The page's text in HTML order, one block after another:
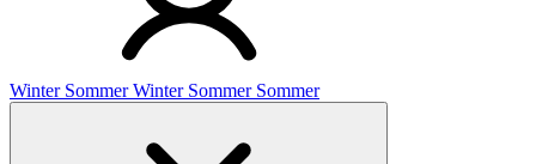
Winter Sommer Winter Sommer Sommer